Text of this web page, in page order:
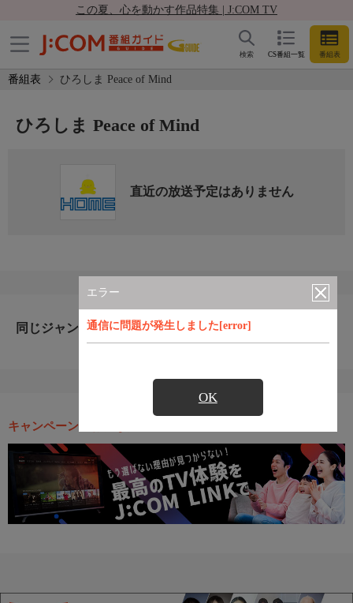
この夏、心を動かす作品特集 | J:COM TV
CS番組一覧 番組表
検索
番組表 ひろしま Peace of Mind
エラー
通信に問題が発生しました[error]
OK
ひろしま Peace of Mind
直近の放送予定はありません
同じジャンルのおすすめ番組
キャンペーン・お得な情報